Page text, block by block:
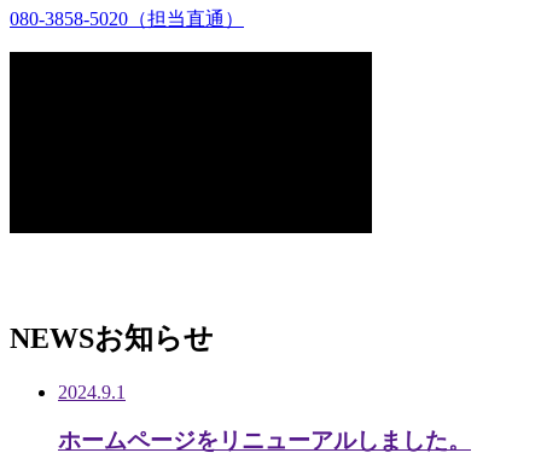
080-3858-5020 （担当直通）
NEWSお知らせ
2024.9.1
ホームページをリニューアルしました。